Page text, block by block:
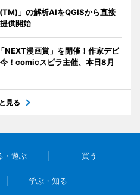
」の解析AIをQGISから直接
供開始
NEXT漫画賞」を開催！作家デビ
！comicスピラ主催、本日8月
見る
・遊ぶ 買う
学ぶ・知る